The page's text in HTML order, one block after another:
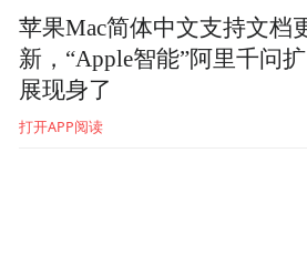
么量子霍尔效应的材料就
大，而边缘的电阻为0。”薛
回溯超导研究发展历程后
苹果Mac简体中文支持文档
新，“Apple智能”阿里千问扩
展现身了
打开APP阅读